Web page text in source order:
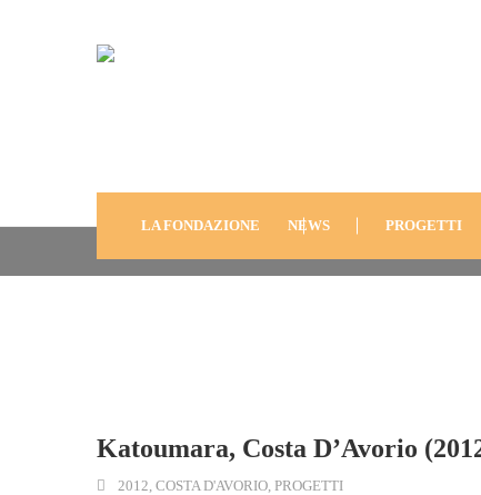
LA FONDAZIONE NEWS PROGETTI
Katoumara, Costa D’Avorio
2012, COSTA D'AVORIO, PROGETTI